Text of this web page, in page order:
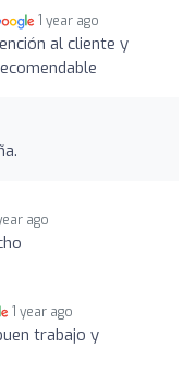
1 year ago
al cliente y
ago
1 year ago
trabajo y